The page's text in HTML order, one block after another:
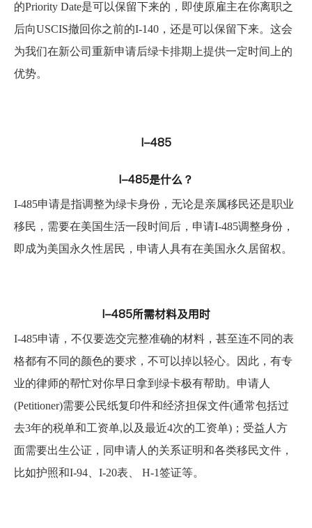
的Priority Date是可以保留下来的，即使原雇主在你离职之
后向USCIS撤回你之前的I-140，还是可以保留下来。这会
为我们在新公司重新申请后绿卡排期上提供一定时间上的
优势。
I-485
I-485是什么？
I-485申请是指调整为绿卡身份，无论是亲属移民还是职业
移民，需要在美国生活一段时间后，申请I-485调整身份，
即成为美国永久性居民，申请人具有在美国永久居留权。
I-485所需材料及用时
I-485申请，不仅要选交完整准确的材料，甚至连不同的表
格都有不同的颜色的要求，不可以掉以轻心。因此，有专
业的律师的帮忙对你早日拿到绿卡极有帮助。申请人
(Petitioner)需要公民纸复印件和经济担保文件(通常包括过
去3年的税单和工资单,以及最近4次的工资单)；受益人方
面需要出生公证，同申请人的关系证明和各类移民文件，
比如护照和I-94、I-20表、 H-1签证等。